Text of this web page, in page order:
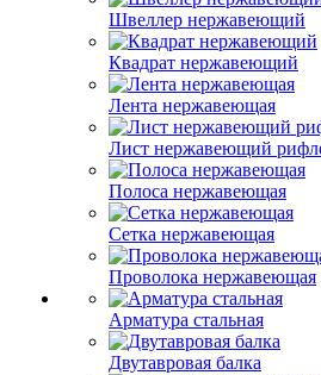
Швеллер нержавеющий
Квадрат нержавеющий
Лента нержавеющая
Лист нержавеющий
Полоса нержавеющая
Сетка нержавеющая
Проволока нержавеющая
Арматура стальная
Двутавровая балка